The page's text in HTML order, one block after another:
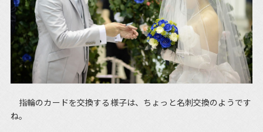
指輪のカードを交換する様子は、ちょっと名刺交換のようです
ね。